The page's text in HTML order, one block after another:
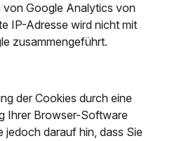
von Google Analytics von
IP-Adresse wird nicht mit
zusammengeführt.
der Cookies durch eine
Ihrer Browser-Software
jedoch darauf hin, dass Sie